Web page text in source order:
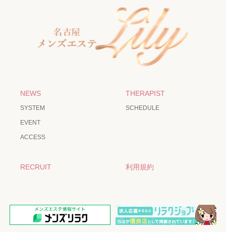
NEWS
SYSTEM
EVENT
ACCESS
THERAPIST
SCHEDULE
RECRUIT 利用規約